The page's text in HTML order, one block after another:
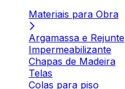
Materiais para Obra
Argamassa e Rejunte
Impermeabilizante
Chapas de Madeira
Telas
Colas para piso